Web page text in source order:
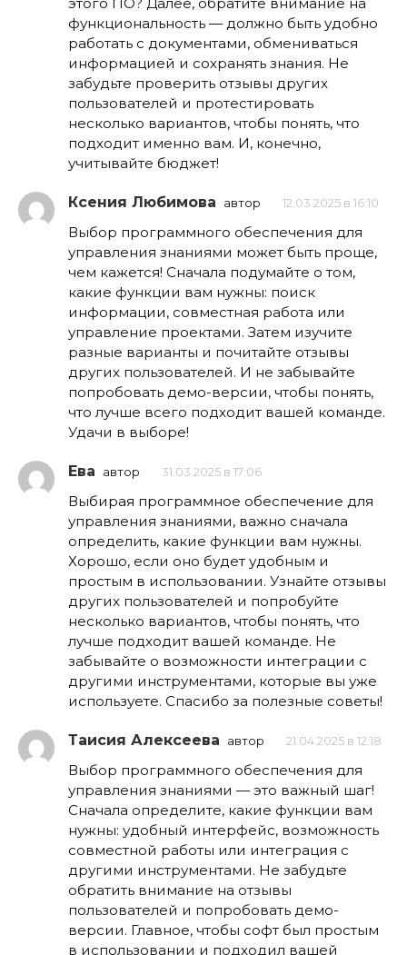
этого ПО? Далее, обратите внимание на
функциональность — должно быть удобно
работать с документами, обмениваться
информацией и сохранять знания. Не
забудьте проверить отзывы других
пользователей и протестировать
несколько вариантов, чтобы понять, что
подходит именно вам. И, конечно,
учитывайте бюджет!
Ксения Любимова автор 12.03.2025 в 16:10
Выбор программного обеспечения для
управления знаниями может быть проще,
чем кажется! Сначала подумайте о том,
какие функции вам нужны: поиск
информации, совместная работа или
управление проектами. Затем изучите
разные варианты и почитайте отзывы
других пользователей. И не забывайте
попробовать демо-версии, чтобы понять,
что лучше всего подходит вашей команде.
Удачи в выборе!
Ева автор 31.03.2025 в 17:06
Выбирая программное обеспечение для
управления знаниями, важно сначала
определить, какие функции вам нужны.
Хорошо, если оно будет удобным и
простым в использовании. Узнайте отзывы
других пользователей и попробуйте
несколько вариантов, чтобы понять, что
лучше подходит вашей команде. Не
забывайте о возможности интеграции с
другими инструментами, которые вы уже
используете. Спасибо за полезные советы!
Таисия Алексеева автор 21.04.2025 в 12:18
Выбор программного обеспечения для
управления знаниями — это важный шаг!
Сначала определите, какие функции вам
нужны: удобный интерфейс, возможность
совместной работы или интеграция с
другими инструментами. Не забудьте
обратить внимание на отзывы
пользователей и попробовать демо-
версии. Главное, чтобы софт был простым
в использовании и подходил вашей